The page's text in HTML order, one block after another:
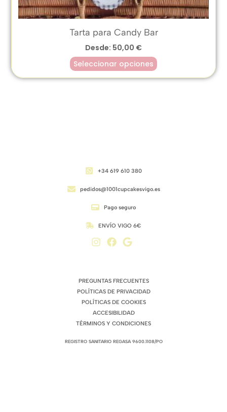
Tarta para Candy Bar
Desde: 50,00 €
Seleccionar opciones
+34 619 610 380
pedidos@1001cupcakesvigo.es
Pago seguro
ENVÍO VIGO 6€
PREGUNTAS FRECUENTES
POLÍTICAS DE PRIVACIDAD
POLÍTICAS DE COOKIES
ACCESIBILIDAD
TÉRMINOS Y CONDICIONES
REGISTRO SANITARIO REGASA 9600.1108/PO